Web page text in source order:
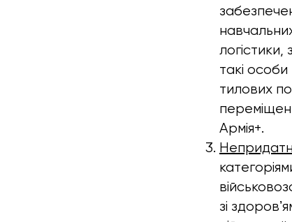
такі
тилових
Армія+.
зі